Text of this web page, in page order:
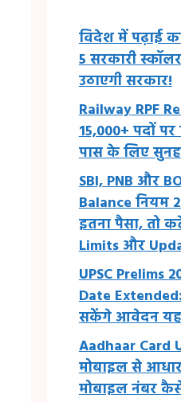
विदेश में पढ़ाई
5 सरकारी
उठाएगी सरकार!
Railway RPF
15,000+ पदों पर
पास के लिए
SBI, PNB और
Balance नियम
इतना पैसा, तो
Limits और
UPSC Prelims
Date
सकेंगे आवेदन
Aadhaar Card
मोबाइल से
मोबाइल नंबर